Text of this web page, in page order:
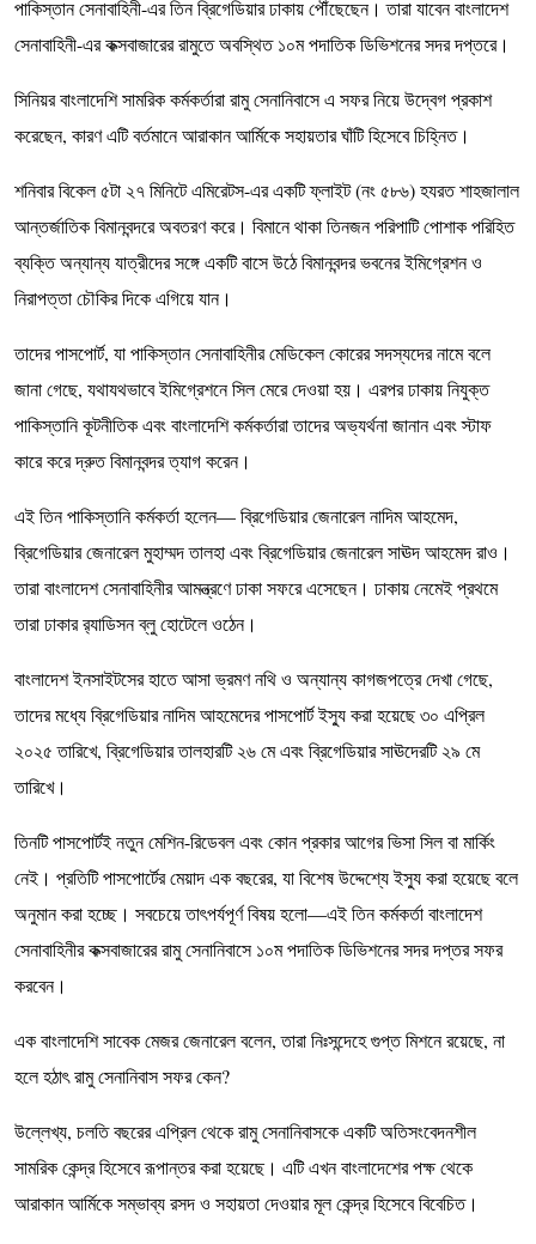
পাকিস্তান সেনাবাহিনী-এর তিন ব্রিগেডিয়ার ঢাকায় পৌঁছেছেন। তারা যাবেন বাংলাদেশ
সেনাবাহিনী-এর কক্সবাজারের রামুতে অবস্থিত ১০ম পদাতিক ডিভিশনের সদর দপ্তরে।
সিনিয়র বাংলাদেশি সামরিক কর্মকর্তারা রামু সেনানিবাসে এ সফর নিয়ে উদ্বেগ প্রকাশ
করেছেন, কারণ এটি বর্তমানে আরাকান আর্মিকে সহায়তার ঘাঁটি হিসেবে চিহ্নিত।
শনিবার বিকেল ৫টা ২৭ মিনিটে এমিরেটস-এর একটি ফ্লাইট (নং ৫৮৬) হযরত শাহজালাল
আন্তর্জাতিক বিমানবন্দরে অবতরণ করে। বিমানে থাকা তিনজন পরিপাটি পোশাক পরিহিত
ব্যক্তি অন্যান্য যাত্রীদের সঙ্গে একটি বাসে উঠে বিমানবন্দর ভবনের ইমিগ্রেশন ও
নিরাপত্তা চৌকির দিকে এগিয়ে যান।
তাদের পাসপোর্ট, যা পাকিস্তান সেনাবাহিনীর মেডিকেল কোরের সদস্যদের নামে বলে
জানা গেছে, যথাযথভাবে ইমিগ্রেশনে সিল মেরে দেওয়া হয়। এরপর ঢাকায় নিযুক্ত
পাকিস্তানি কূটনীতিক এবং বাংলাদেশি কর্মকর্তারা তাদের অভ্যর্থনা জানান এবং স্টাফ
কারে করে দ্রুত বিমানবন্দর ত্যাগ করেন।
এই তিন পাকিস্তানি কর্মকর্তা হলেন— ব্রিগেডিয়ার জেনারেল নাদিম আহমেদ,
ব্রিগেডিয়ার জেনারেল মুহাম্মদ তালহা এবং ব্রিগেডিয়ার জেনারেল সাঊদ আহমেদ রাও।
তারা বাংলাদেশ সেনাবাহিনীর আমন্ত্রণে ঢাকা সফরে এসেছেন। ঢাকায় নেমেই প্রথমে
তারা ঢাকার র‍্যাডিসন ব্লু হোটেলে ওঠেন।
বাংলাদেশ ইনসাইটসের হাতে আসা ভ্রমণ নথি ও অন্যান্য কাগজপত্রে দেখা গেছে,
তাদের মধ্যে ব্রিগেডিয়ার নাদিম আহমেদের পাসপোর্ট ইস্যু করা হয়েছে ৩০ এপ্রিল
২০২৫ তারিখে, ব্রিগেডিয়ার তালহারটি ২৬ মে এবং ব্রিগেডিয়ার সাঊদেরটি ২৯ মে
তারিখে।
তিনটি পাসপোর্টই নতুন মেশিন-রিডেবল এবং কোন প্রকার আগের ভিসা সিল বা মার্কিং
নেই। প্রতিটি পাসপোর্টের মেয়াদ এক বছরের, যা বিশেষ উদ্দেশ্যে ইস্যু করা হয়েছে বলে
অনুমান করা হচ্ছে। সবচেয়ে তাৎপর্যপূর্ণ বিষয় হলো—এই তিন কর্মকর্তা বাংলাদেশ
সেনাবাহিনীর কক্সবাজারের রামু সেনানিবাসে ১০ম পদাতিক ডিভিশনের সদর দপ্তর সফর
করবেন।
এক বাংলাদেশি সাবেক মেজর জেনারেল বলেন, তারা নিঃসন্দেহে গুপ্ত মিশনে রয়েছে, না
হলে হঠাৎ রামু সেনানিবাস সফর কেন?
উল্লেখ্য, চলতি বছরের এপ্রিল থেকে রামু সেনানিবাসকে একটি অতিসংবেদনশীল
সামরিক কেন্দ্র হিসেবে রূপান্তর করা হয়েছে। এটি এখন বাংলাদেশের পক্ষ থেকে
আরাকান আর্মিকে সম্ভাব্য রসদ ও সহায়তা দেওয়ার মূল কেন্দ্র হিসেবে বিবেচিত।